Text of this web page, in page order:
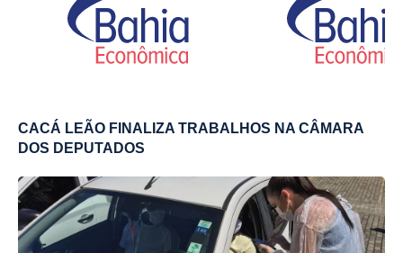
CACÁ LEÃO FINALIZA TRABALHOS NA CÂMARA
DOS DEPUTADOS